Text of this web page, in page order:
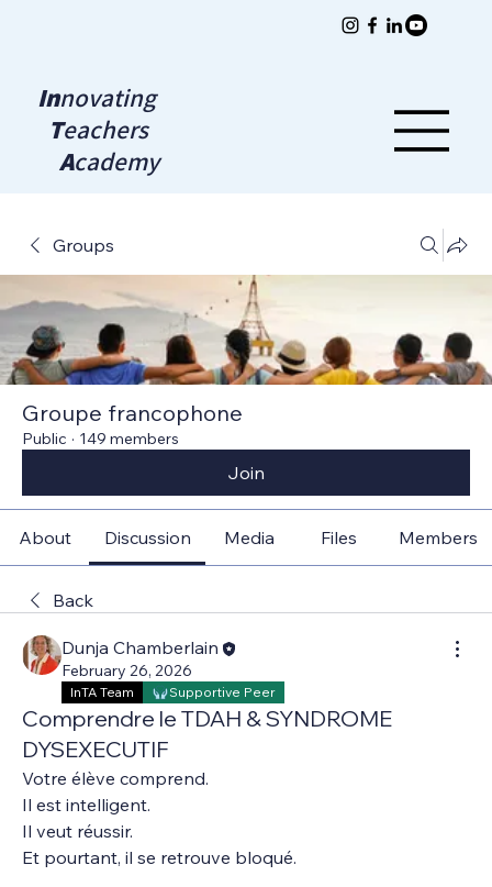
Innovating
Teachers
Academy
Groups
Groupe francophone
Public · 149 members
Join
About Discussion Media Files Members
Back
Dunja Chamberlain
February 26, 2026
InTA Team Supportive Peer
Comprendre le TDAH & SYNDROME
DYSEXECUTIF
Votre élève comprend.
Il est intelligent.
Il veut réussir.
Et pourtant, il se retrouve bloqué.